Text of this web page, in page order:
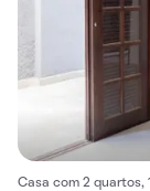
Casa com 2 quartos,